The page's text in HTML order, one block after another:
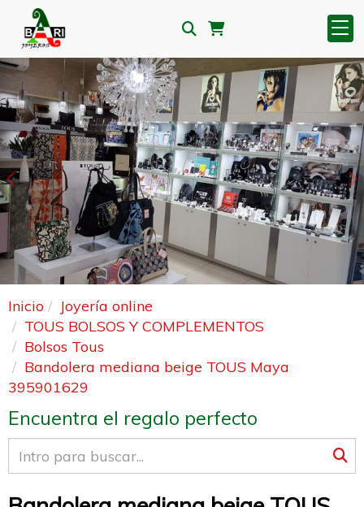
Anterior
Inicio
Joyería online
TOUS BOLSOS Y COMPLEMENTOS
Bolsos Tous
Bandolera mediana beige TOUS Maya
395901629
Encuentra el regalo perfecto